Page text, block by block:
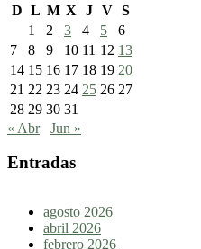
D L M X J V S
1
2 3 4 5
6
7
8 9 10 11 12 13
14 15 16 17 18 19 20
21 22 23 24 25 26 27
28 29 30 31
« Abr
Jun »
Entradas
agosto 2026
abril 2026
febrero 2026